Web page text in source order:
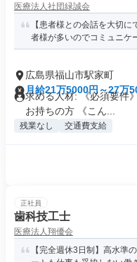
医療法人社団緑誠会
【患者様との会話を大切
者様が多いのでコミュニケ
広島県福山市駅家町
月給21万5000円～27万
求める人材: 《必須要件
お持ちの方 《こん...
残業なし 交通費支給
正社員
歯科技工士
医療法人翔優会
【完全週休3日制】高水準